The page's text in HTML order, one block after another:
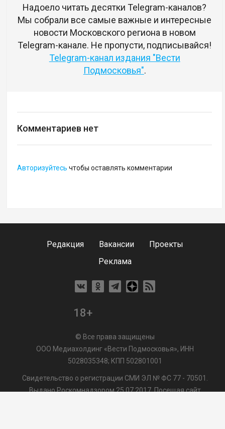
Надоело читать десятки Telegram-каналов?
Мы собрали все самые важные и интересные
новости Московского региона в новом
Telegram-канале. Не пропусти, подписывайся!
Telegram-канал издания "Вести
Подмосковья".
Комментариев нет
Авторизуйтесь чтобы оставлять комментарии
Редакция Вакансии
Проекты
Реклама
18+
© Все права защищены
ООО Медиахолдинг «Вести Подмосковья», ИНН
5028035348; КПП 502801001
Свидетельство о регистрации СМИ ЭЛ № ФС 77 - 70501.
Выдано Роскомнадзором 25.07.2017. Посещая сайт